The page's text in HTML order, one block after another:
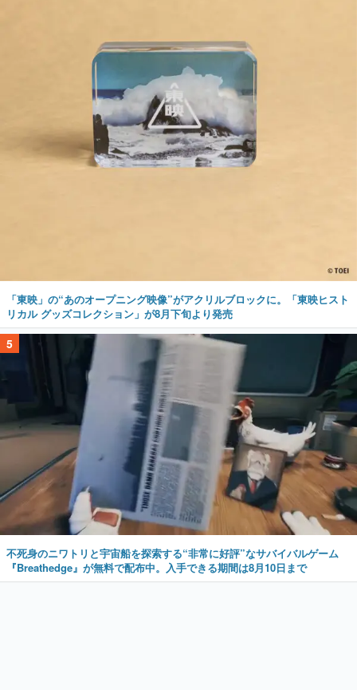
「東映」の“あのオープニング映像”がアクリルブロックに。「東映ヒスト
リカル グッズコレクション」が8月下旬より発売
5
不死身のニワトリと宇宙船を探索する“非常に好評”なサバイバルゲーム
『Breathedge』が無料で配布中。入手できる期間は8月10日まで